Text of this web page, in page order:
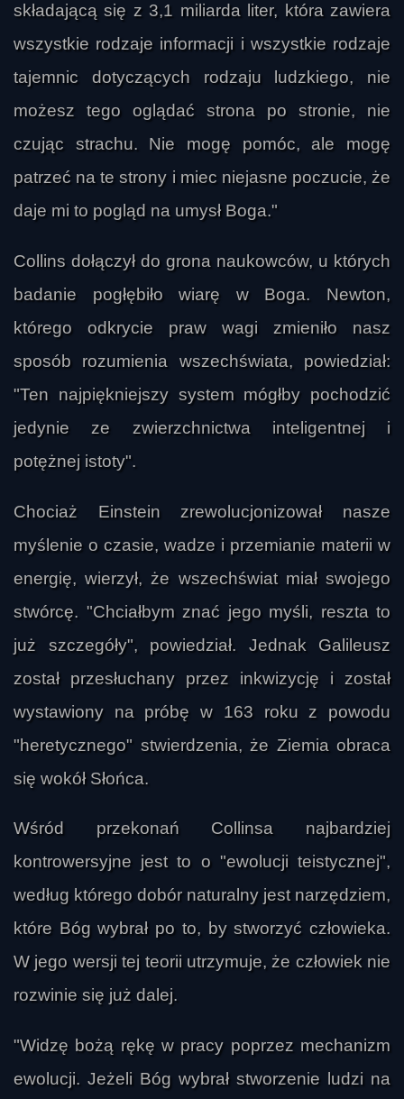
składającą się z 3,1 miliarda liter, która zawiera
wszystkie rodzaje informacji i wszystkie rodzaje
tajemnic dotyczących rodzaju ludzkiego, nie
możesz tego oglądać strona po stronie, nie
czując strachu. Nie mogę pomóc, ale mogę
patrzeć na te strony i miec niejasne poczucie, że
daje mi to pogląd na umysł Boga."
Collins dołączył do grona naukowców, u których
badanie pogłębiło wiarę w Boga. Newton,
którego odkrycie praw wagi zmieniło nasz
sposób rozumienia wszechświata, powiedział:
"Ten najpiękniejszy system mógłby pochodzić
jedynie ze zwierzchnictwa inteligentnej i
potężnej istoty".
Chociaż Einstein zrewolucjonizował nasze
myślenie o czasie, wadze i przemianie materii w
energię, wierzył, że wszechświat miał swojego
stwórcę. "Chciałbym znać jego myśli, reszta to
już szczegóły", powiedział. Jednak Galileusz
został przesłuchany przez inkwizycję i został
wystawiony na próbę w 163 roku z powodu
"heretycznego" stwierdzenia, że Ziemia obraca
się wokół Słońca.
Wśród przekonań Collinsa najbardziej
kontrowersyjne jest to o "ewolucji teistycznej",
według którego dobór naturalny jest narzędziem,
które Bóg wybrał po to, by stworzyć człowieka.
W jego wersji tej teorii utrzymuje, że człowiek nie
rozwinie się już dalej.
"Widzę bożą rękę w pracy poprzez mechanizm
ewolucji. Jeżeli Bóg wybrał stworzenie ludzi na